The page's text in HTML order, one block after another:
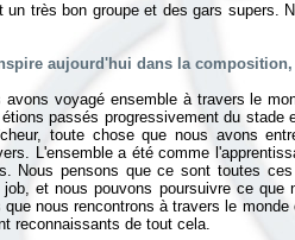
un très bon groupe et des gars supers.
aujourd'hui dans la
voyagé ensemble à travers le
passés progressivement du stade
toute chose que nous avons
L'ensemble a été comme
Nous pensons que ce sont toutes
et nous pouvons poursuivre ce
nous rencontrons à travers le
reconnaissants de tout cela.